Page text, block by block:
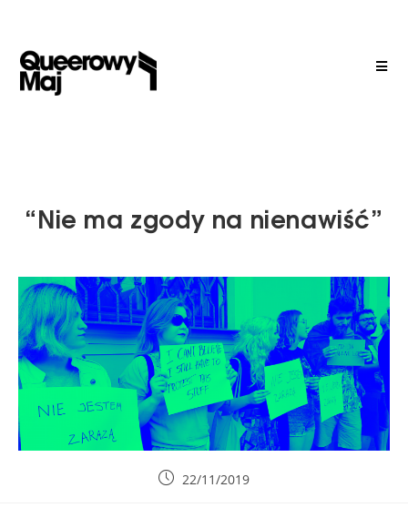
“Nie ma zgody na nienawiść”
22/11/2019